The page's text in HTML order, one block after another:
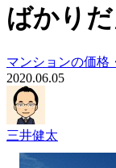
ばかりだ
マンションの価格
2020.06.05
三井健太